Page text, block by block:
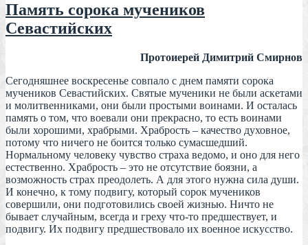
Память сорока мучеников
Севастийских
Протоиерей Димитрий Смирнов
Сегодняшнее воскресенье совпало с днем памяти сорока
мучеников Севастийских. Святые мученики не были аскетами
и молитвенниками, они были простыми воинами. И осталась
память о том, что воевали они прекрасно, то есть воинами
были хорошими, храбрыми. Храбрость – качество духовное,
потому что ничего не боится только сумасшедший.
Нормальному человеку чувство страха ведомо, и оно для него
естественно. Храбрость – это не отсутствие боязни, а
возможность страх преодолеть. А для этого нужна сила души.
И конечно, к тому подвигу, который сорок мучеников
совершили, они подготовились своей жизнью. Ничто не
бывает случайным, всегда и греху что-то предшествует, и
подвигу. Их подвигу предшествовало их военное искусство.